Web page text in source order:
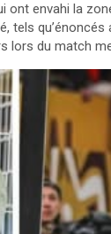
ont envahi la
tels
lors du match